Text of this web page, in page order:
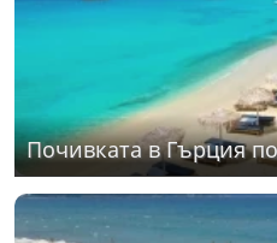
Почивката в Гърция